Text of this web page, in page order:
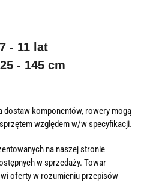
7 - 11 lat
- 145 cm
dostaw komponentów, rowery mogą
względem w/w specyfikacji.
na naszej stronie
w sprzedaży. Towar
oferty w rozumieniu przepisów